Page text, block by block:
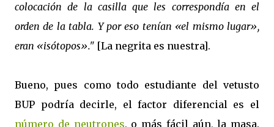
colocación de la casilla que les correspondía en el
orden de la tabla. Y por eso tenían «el mismo lugar»,
eran «isótopos»." [La negrita es nuestra].
Bueno, pues como todo estudiante del vetusto
BUP podría decirle, el factor diferencial es el
número de neutrones, o más fácil aún, la masa.